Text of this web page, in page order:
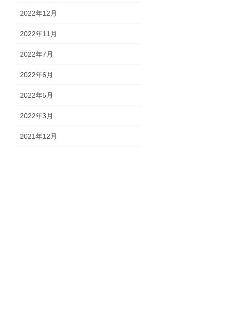
2022年12月
2022年11月
2022年7月
2022年6月
2022年5月
2022年3月
2021年12月